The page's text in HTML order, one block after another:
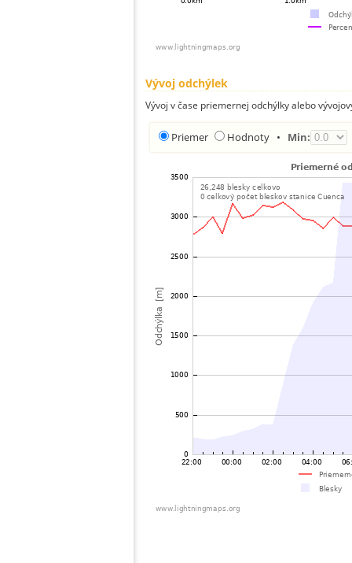
Vývoj odchýlek
Vývoj v čase priemernej odchýlky alebo
Priemer Hodnoty • Min: